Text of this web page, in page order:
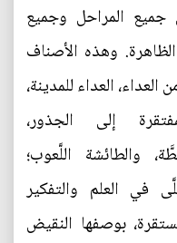
المراحل وجميع
وهذه الأصناف
العداء للمدينة،
إلى الجذور،
والطائشة اللَّعوب؛
في العلم والتفكير
بوصفها النقيض